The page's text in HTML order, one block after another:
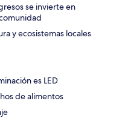
se invierte en
y ecosistemas locales
es LED
de alimentos